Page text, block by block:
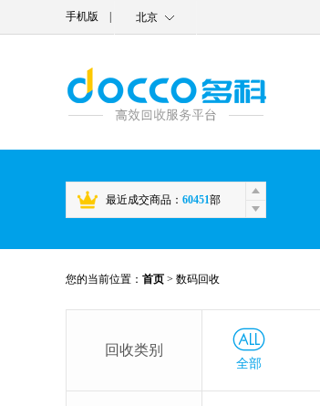
手机版 北京
最近成交商品： 60451部
您的当前位置： 首页 > 数码回收
回收类别
全部